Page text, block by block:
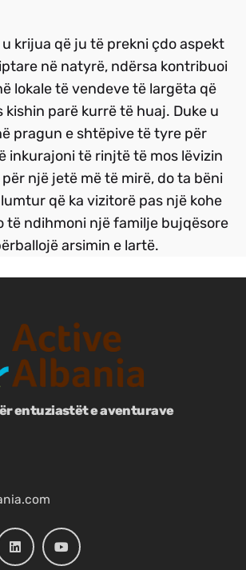
krijua që ju të prekni çdo aspekt
në natyrë, ndërsa kontribuoi
lokale të vendeve të largëta që
kishin parë kurrë të huaj. Duke u
pragun e shtëpive të tyre për
inkurajoni të rinjtë të mos lëvizin
një jetë më të mirë, do ta bëni
që ka vizitorë pas një kohe
të ndihmoni një familje bujqësore
arsimin e lartë.
entuziastët e aventurave